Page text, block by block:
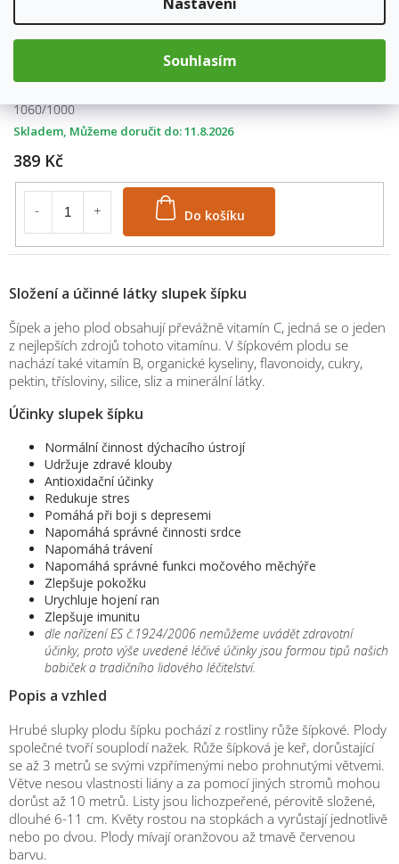
Souhlasím
Do košíku
váha: 1000g
1060/1000
389 Kč
Do košíku
Skladem 11.8.2026
Složení a účinné látky slupek šípku
Šípek a jeho plod obsahují převážně vitamín C, jedná se o jeden
z nejlepších zdrojů tohoto vitamínu. V šípkovém plodu se
nachází také vitamín B, organické kyseliny, flavonoidy, cukry,
pektin, třísloviny, silice, sliz a minerální látky.
Účinky slupek šípku
Normální činnost dýchacího ústrojí
Udržuje zdravé klouby
Antioxidační účinky
Redukuje stres
Pomáhá při boji s depresemi
Napomáhá správné činnosti srdce
Napomáhá trávení
Napomáhá správné funkci močového měchýře
Zlepšuje pokožku
Urychluje hojení ran
Zlepšuje imunitu
dle nařízení ES č.1924/2006 nemůžeme uvádět zdravotní
účinky, proto výše uvedené léčivé účinky jsou formou tipů našich
babiček a tradičního lidového léčitelství.
Popis a vzhled
Hrubé slupky plodu šípku pochází z rostliny růže šípkové. Plody
společné tvoří souplodí nažek. Růže šípková je keř, dorůstající
se až 3 metrů se svými vzpřímenými nebo prohnutými větvemi.
Větve nesou vlastnosti liány a za pomocí jiných stromů mohou
dorůst až 10 metrů. Listy jsou lichozpeřené, pérovitě složené,
dlouhé 6-11 cm. Květy rostou na stopkách a vyrůstají jednotlivě
nebo po dvou. Plody mívají oranžovou až tmavě červenou
barvu.